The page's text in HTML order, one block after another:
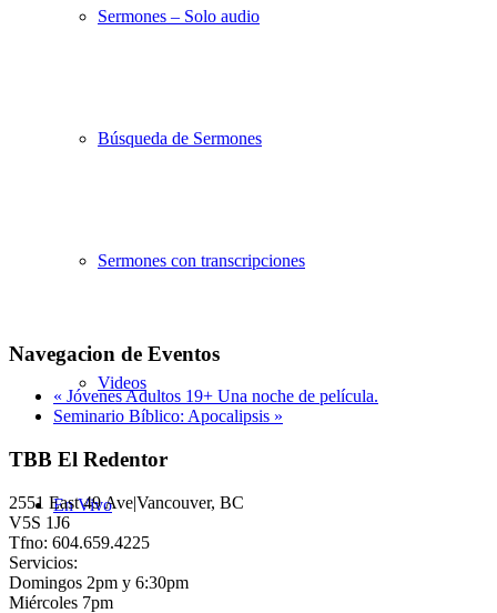
Sermones – Solo audio
Búsqueda de Sermones
Sermones con transcripciones
Videos
En Vivo
Navegacion de Eventos
« Jóvenes Adultos 19+ Una noche de película.
Seminario Bíblico: Apocalipsis »
TBB El Redentor
2551 East 49 Ave|Vancouver, BC
V5S 1J6
Tfno: 604.659.4225
Servicios:
Domingos 2pm y 6:30pm
Miércoles 7pm